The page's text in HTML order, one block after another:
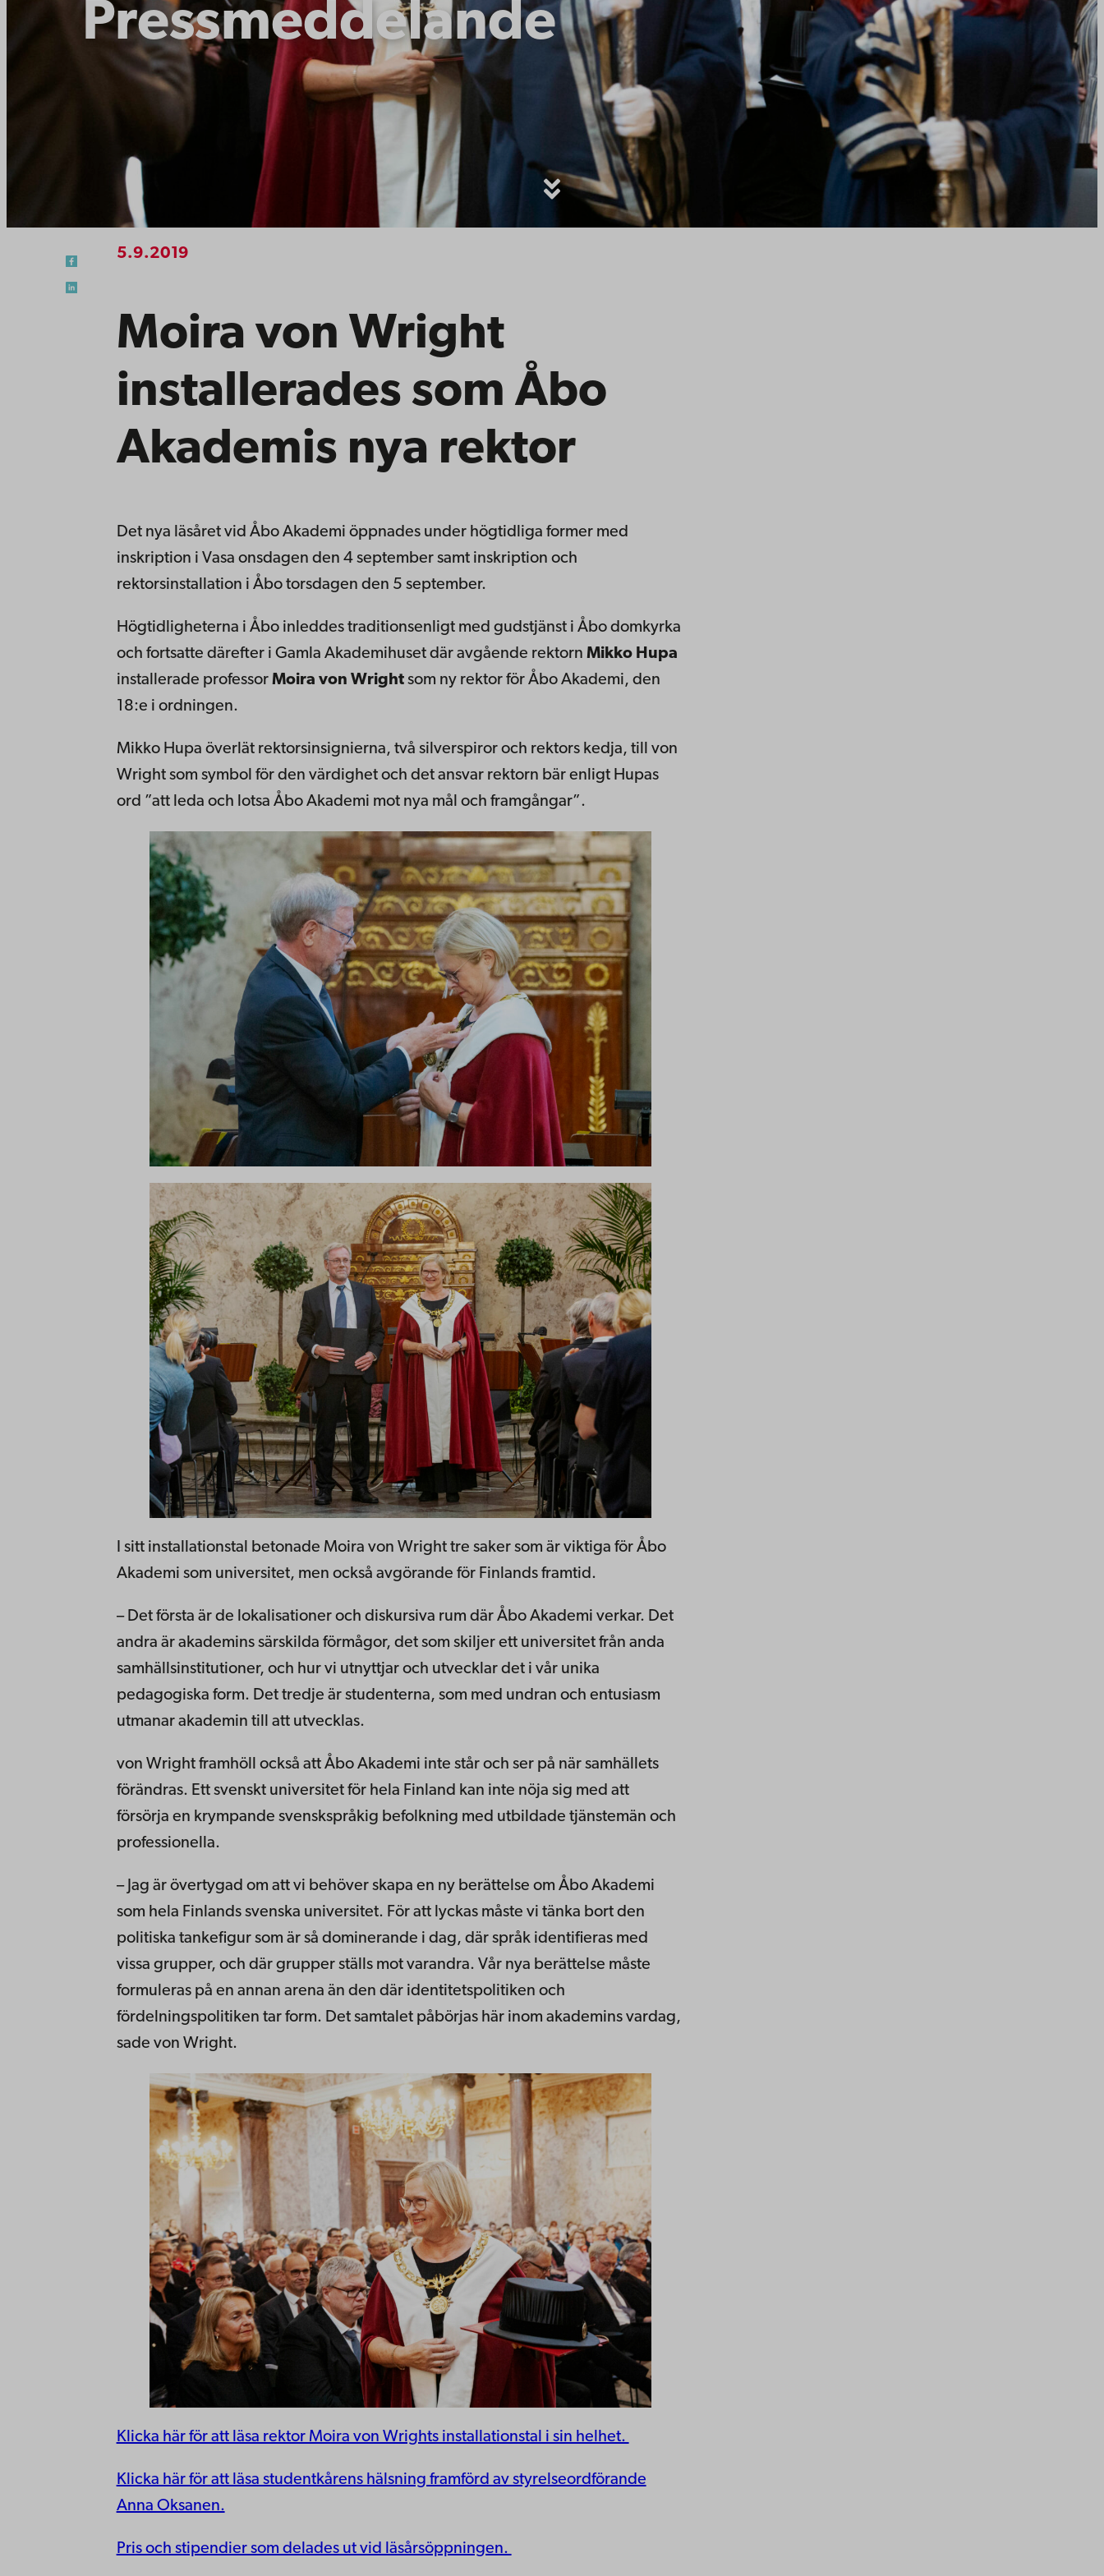
Pressmeddelande
5.9.2019
Moira von Wright
installerades som Åbo
Akademis nya rektor
Det nya läsåret vid Åbo Akademi öppnades under högtidliga former med
inskription i Vasa onsdagen den 4 september samt inskription och
rektorsinstallation i Åbo torsdagen den 5 september.
Högtidligheterna i Åbo inleddes traditionsenligt med gudstjänst i Åbo domkyrka
och fortsatte därefter i Gamla Akademihuset där avgående rektorn Mikko Hupa
installerade professor Moira von Wrightsom ny rektor för Åbo Akademi, den
18:e i ordningen.
Mikko Hupa överlät rektorsinsignierna, två silverspiror och rektors kedja, till von
Wright som symbol för den värdighet och det ansvar rektorn bär enligt Hupas
ord ”att leda och lotsa Åbo Akademi mot nya mål och framgångar”.
I sitt installationstal betonade Moira von Wright tre saker som är viktiga för Åbo
Akademi som universitet, men också avgörande för Finlands framtid.
– Det första är de lokalisationer och diskursiva rum där Åbo Akademi verkar. Det
andra är akademins särskilda förmågor, det som skiljer ett universitet från anda
samhällsinstitutioner, och hur vi utnyttjar och utvecklar det i vår unika
pedagogiska form. Det tredje är studenterna, som med undran och entusiasm
utmanar akademin till att utvecklas.
von Wright framhöll också att Åbo Akademi inte står och ser på när samhällets
förändras. Ett svenskt universitet för hela Finland kan inte nöja sig med att
försörja en krympande svenskspråkig befolkning med utbildade tjänstemän och
professionella.
– Jag är övertygad om att vi behöver skapa en ny berättelse om Åbo Akademi
som hela Finlands svenska universitet. För att lyckas måste vi tänka bort den
politiska tankefigur som är så dominerande i dag, där språk identifieras med
vissa grupper, och där grupper ställs mot varandra. Vår nya berättelse måste
formuleras på en annan arena än den där identitetspolitiken och
fördelningspolitiken tar form. Det samtalet påbörjas här inom akademins vardag,
sade von Wright.
Klicka här för att läsa rektor Moira von Wrights installationstal i sin helhet.
Klicka här för att läsa studentkårens hälsning framförd av styrelseordförande
Anna Oksanen.
Pris och stipendier som delades ut vid läsårsöppningen.